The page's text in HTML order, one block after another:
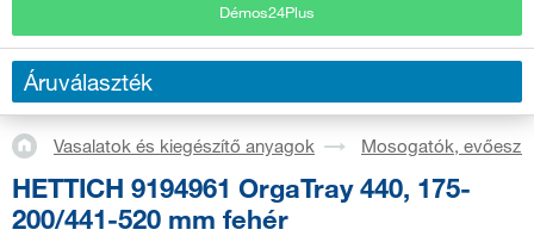
Démos24Plus
Áruválaszték
Vasalatok és kiegészítő anyagok Mosogatók,
HETTICH 9194961 OrgaTray 440, 175-
200/441-520 mm fehér